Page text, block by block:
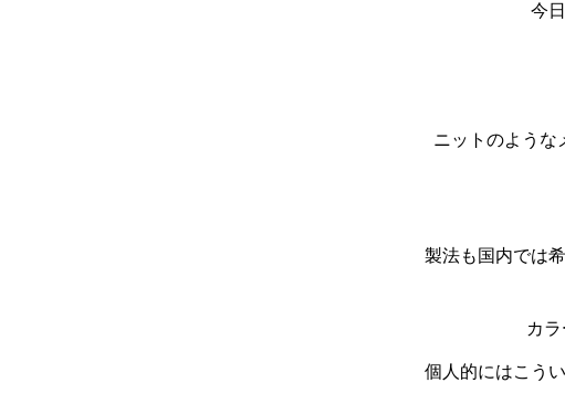
今
ニットのような
製法も国内では
カ
個人的にはこう